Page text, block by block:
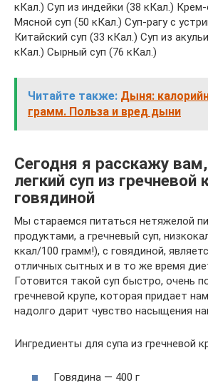
кКал.) Суп из индейки (38 кКал.)
Мясной суп (50 кКал.) Суп-рагу с
Китайский суп (33 кКал.) Суп из
кКал.) Сырный суп (76 кКал.)
Читайте также: Дыня:
грамм. Польза и вред дыни
Сегодня я расскажу
легкий суп из гречневой
говядиной
Мы стараемся питаться нетяжелой
продуктами, а гречневый суп,
ккал/100 грамм!), с говядиной,
отличных сытных и в то же время
Готовится такой суп быстро, очень
гречневой крупе, которая придает
надолго дарит чувство насыщения
Ингредиенты для супа из гречневой
Говядина — 400 г